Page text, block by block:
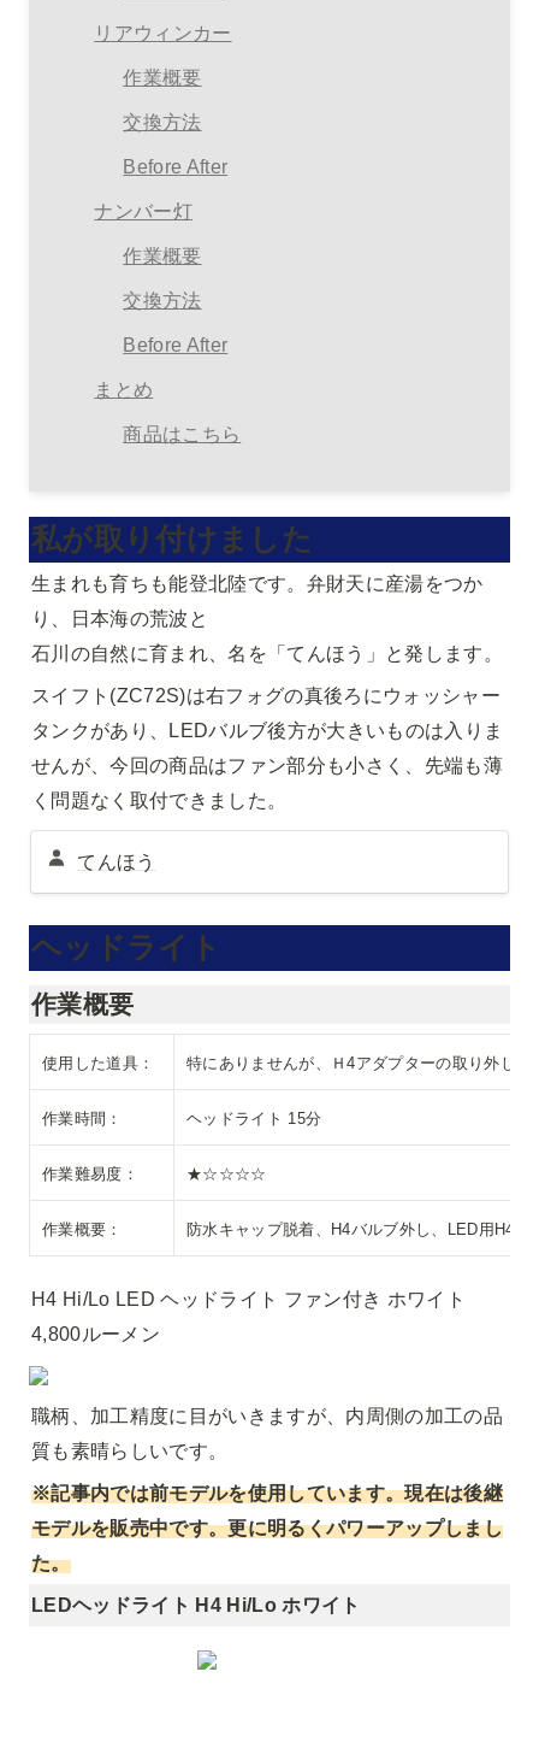
リアウィンカー
作業概要
交換方法
Before After
ナンバー灯
作業概要
交換方法
Before After
まとめ
商品はこちら
私が取り付けました
生まれも育ちも能登北陸です。弁財天に産湯をつか
り、日本海の荒波と
石川の自然に育まれ、名を「てんほう」と発します。
スイフト(ZC72S)は右フォグの真後ろにウォッシャー
タンクがあり、LEDバルブ後方が大きいものは入りま
せんが、今回の商品はファン部分も小さく、先端も薄
く問題なく取付できました。
てんほう
ヘッドライト
作業概要
使用した道具： 特にありませんが、Ｈ4アダプターの取り外しに
作業時間： ヘッドライト 15分
作業難易度： ★☆☆☆☆
作業概要： 防水キャップ脱着、H4バルブ外し、LED用H4ベ
H4 Hi/Lo LED ヘッドライト ファン付き ホワイト
4,800ルーメン
職柄、加工精度に目がいきますが、内周側の加工の品
質も素晴らしいです。
※記事内では前モデルを使用しています。現在は後継
モデルを販売中です。更に明るくパワーアップしまし
た。
LEDヘッドライト H4 Hi/Lo ホワイト